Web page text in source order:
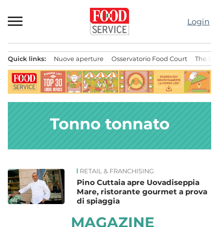
al
contenuto
Login
principale
Quick links: Nuove aperture Osservatorio Food Court The
Tonno tonnato
News RETAIL & FRANCHISING
Pino Cuttaia apre Uovadiseppia
Mare, ristorante gourmet a prova
di spiaggia
MAGAZINE